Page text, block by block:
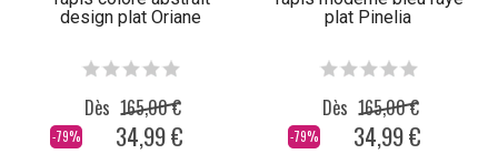
design plat Oriane
-79%
Dès 165,00 €
34,99 €
plat Pinelia
-79%
Dès 165,00 €
34,99 €